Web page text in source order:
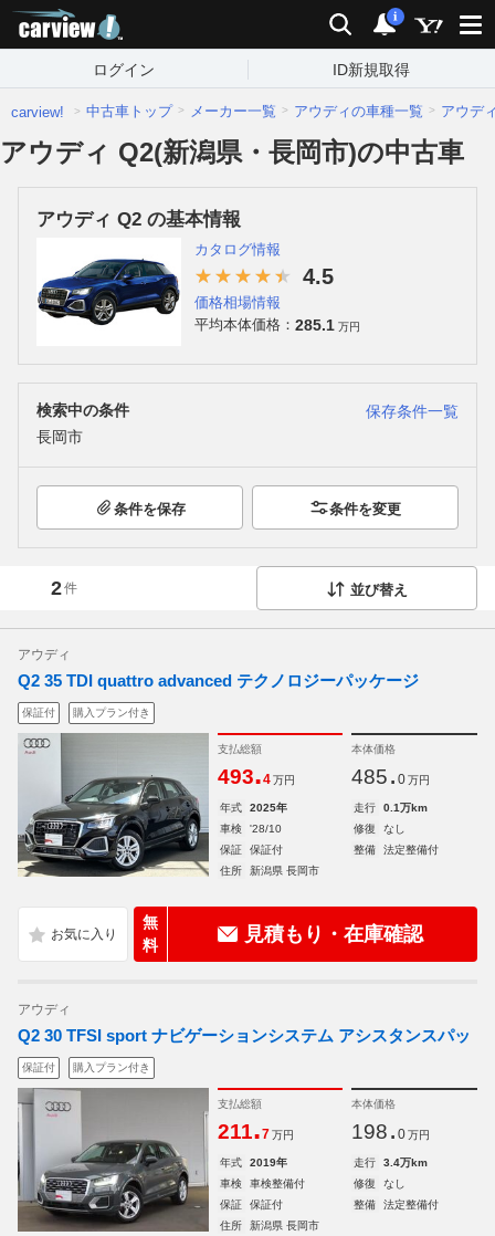
検索 通知
i
ログイン ID新規取得
carview! 中古車トップ メーカー一覧 アウディの車種一覧 アウデ
アウディ Q2(新潟県・長岡市)の中古車
アウディ Q2 の基本情報
カタログ情報
4.5
価格相場情報
平均本体価格： 285.1 万円
検索中の条件
保存条件一覧
長岡市
条件を保存 条件を変更
2件 並び替え
アウディ
Q2 35 TDI quattro advanced テクノロジーパッケージ
保証付 購入プラン付き
支払総額
493.4 万円
本体価格
485. 0 万円
年式 2025年 走行
0.1万km
車検
'28/10 修復
なし
保証
保証付 整備
法定整備付
住所
新潟県 長岡市
無
料
見積もり・在庫確認
アウディ
Q2 30 TFSI sport ナビゲーションシステム アシスタンスパッ
保証付 購入プラン付き
支払総額
211.7 万円
本体価格
198. 0 万円
年式 2019年 走行
3.4万km
車検
車検整備付 修復
なし
保証
保証付 整備
法定整備付
住所
新潟県 長岡市